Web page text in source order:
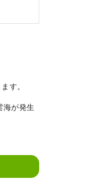
す。
海が発生